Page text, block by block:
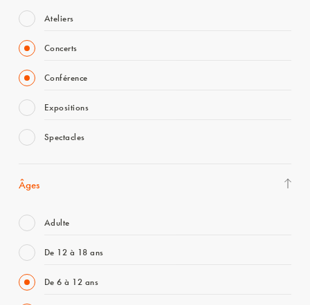
Ateliers
Concerts
Conférence
Expositions
Spectacles
Âges
Adulte
De 12 à 18 ans
De 6 à 12 ans